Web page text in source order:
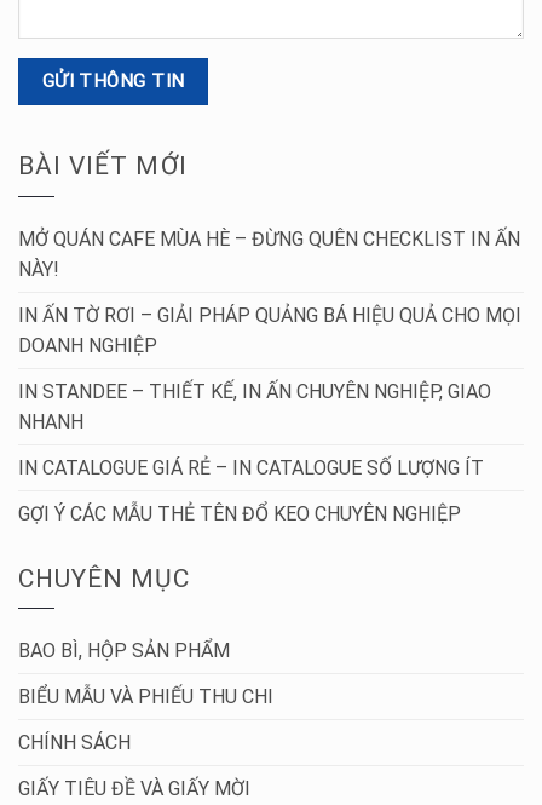
BÀI VIẾT MỚI
MỞ QUÁN CAFE MÙA HÈ – ĐỪNG QUÊN CHECKLIST IN ẤN
NÀY!
IN ẤN TỜ RƠI – GIẢI PHÁP QUẢNG BÁ HIỆU QUẢ CHO MỌI
DOANH NGHIỆP
IN STANDEE – THIẾT KẾ, IN ẤN CHUYÊN NGHIỆP, GIAO
NHANH
IN CATALOGUE GIÁ RẺ – IN CATALOGUE SỐ LƯỢNG ÍT
GỢI Ý CÁC MẪU THẺ TÊN ĐỔ KEO CHUYÊN NGHIỆP
CHUYÊN MỤC
BAO BÌ, HỘP SẢN PHẨM
BIỂU MẪU VÀ PHIẾU THU CHI
CHÍNH SÁCH
GIẤY TIÊU ĐỀ VÀ GIẤY MỜI